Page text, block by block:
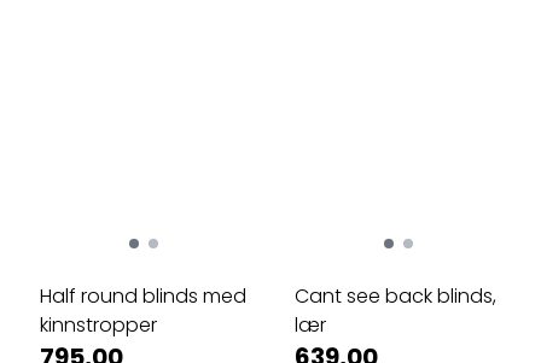
Half round blinds med
kinnstropper
Cant see back blinds,
lær